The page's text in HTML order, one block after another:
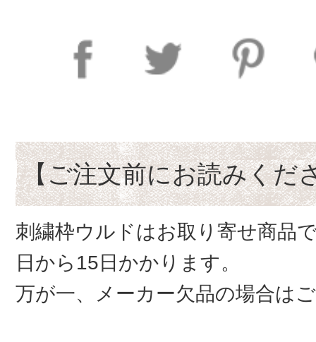
【ご注文前にお読みくだ
刺繍枠ウルドはお取り寄せ商品
日から15日かかります。
万が一、メーカー欠品の場合は